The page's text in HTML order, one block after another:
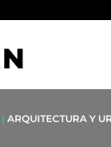
|ARQUITECTURA Y